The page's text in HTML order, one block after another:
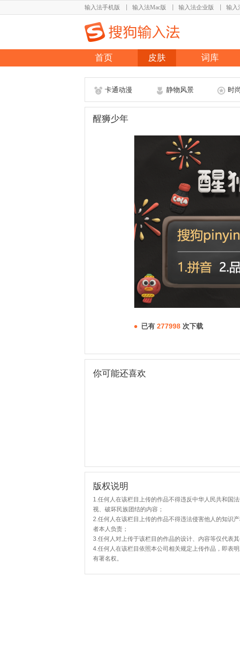
输入法手机版 输入法Mac版 输入法企业版 输入
首页 皮肤 词库
卡通动漫 静物风景 时
醒狮少年
已有 277998 次下载
你可能还喜欢
版权说明
1.任何人在该栏目上传的作品不得违反中华人民共和国
视、破坏民族团结的内容；
2.任何人在该栏目上传的作品不得违法侵害他人的知识
者本人负责；
3.任何人对上传于该栏目的作品的设计、内容等仅代表
4.任何人在该栏目依照本公司相关规定上传作品，即表
有署名权。